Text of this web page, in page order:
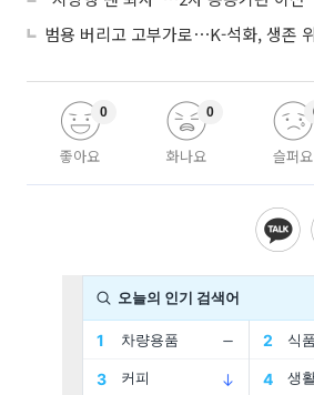
좋아요
0
화나요
0
슬퍼요